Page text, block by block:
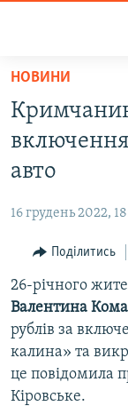
Перейти
основного
матеріалу
до
основної
навігації
Перейти
пошуку
ВОДА.КРИМ
БЛОГИ
ПОГЛЯД
ІНТЕРВ'Ю
ВСЕ ЗА ДЕНЬ
СПЕЦПРОЕКТИ
ДЕПОРТАЦІЯ
ЯК ОБІЙТИ
НОВИНИ
авто
16 грудень 2022,
Поділитись
26-річного
Валентина
рублів за
калина» та
це повідомила
Кіровське.